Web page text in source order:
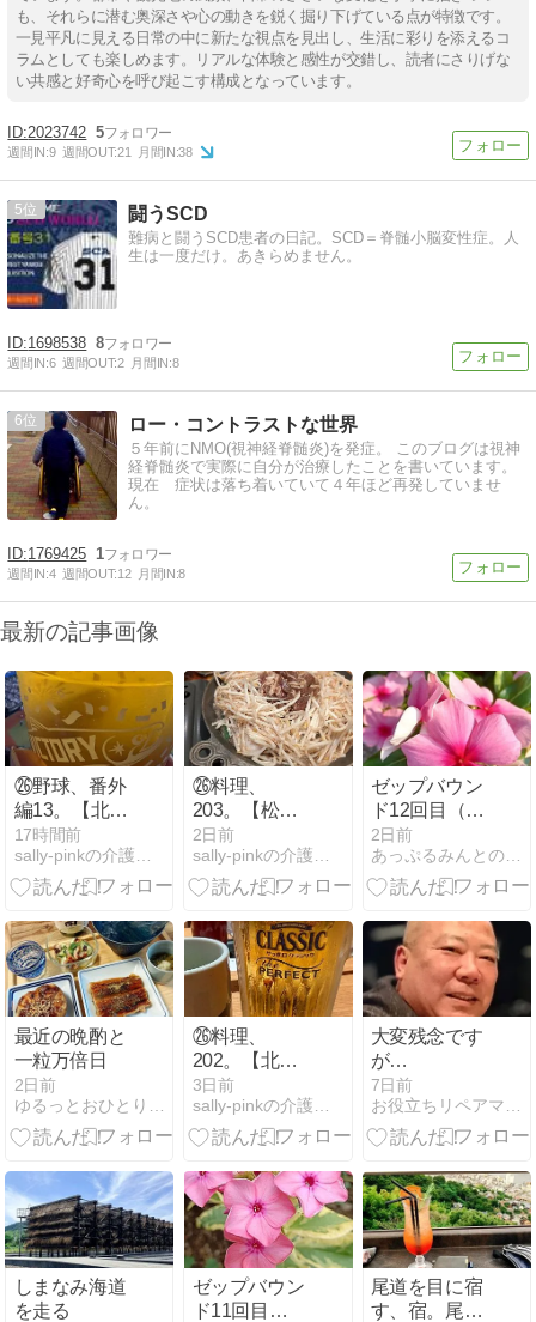
も、それらに潜む奥深さや心の動きを鋭く掘り下げている点が特徴です。
一見平凡に見える日常の中に新たな視点を見出し、生活に彩りを添えるコ
ラムとしても楽しめます。リアルな体験と感性が交錯し、読者にさりげな
い共感と好奇心を呼び起こす構成となっています。
2023742 5
週間IN:9 週間OUT:21 月間IN:38
5 闘うSCD
難病と闘うSCD患者の日記。SCD＝脊髄小脳変性症。人
生は一度だけ。あきらめません。
1698538 8
週間IN:6 週間OUT:2 月間IN:8
6 ロー・コントラストな世界
５年前にNMO(視神経脊髄炎)を発症。 このブログは視神
経脊髄炎で実際に自分が治療したことを書いています。
現在 症状は落ち着いていて４年ほど再発していませ
ん。
1769425 1
週間IN:4 週間OUT:12 月間IN:8
最新の記事画像
㉖野球、番外
編13。【北広
島遠征】
17時間前
sally-pinkの介護日記。〜365日、野球日記〜
㉖料理、
203。【松尾
ジンギスカ
ン・新千歳空
港店】
2日前
sally-pinkの介護日記。〜365日、野球日記〜
ゼップバウン
ド12回目（5
ｍｇ5回目）
と一年草花壇
と梅干しと
2日前
あっぷるみんとの通院日記
最近の晩酌と
一粒万倍日
2日前
ゆるっとおひとりさま生活
㉖料理、
202。【北国
の寿司 花ぶ
さ】
3日前
sally-pinkの介護日記。〜365日、野球日記〜
大変残念です
が…
7日前
お役立ちリペアマンＫ−ＢＯＸ
しまなみ海道
を走る
ゼップバウン
ド11回目
尾道を目に宿
す、宿。尾道